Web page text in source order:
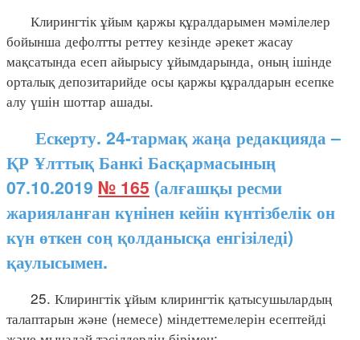
Клирингтік ұйым қаржы құралдарымен мәмілелер
бойынша дефолтты реттеу кезінде әрекет жасау
мақсатында есеп айырысу ұйымдарында, оның ішінде
орталық депозитарийде осы қаржы құралдарын есепке
алу үшін шоттар ашады.
Ескерту. 24-тармақ жаңа редакцияда –
ҚР Ұлттық Банкі Басқармасының
07.10.2019 № 165 (алғашқы ресми
жарияланған күнінен кейін күнтізбелік он
күн өткен соң қолданысқа енгізіледі)
қаулысымен.
25. Клирингтік ұйым клирингтік қатысушылардың
талаптарын және (немесе) міндеттемелерін есептейді